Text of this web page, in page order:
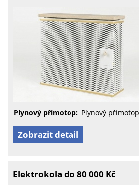
Plynový přímotop: Plynový přímotop
Zobrazit detail
Elektrokola do 80 000 Kč